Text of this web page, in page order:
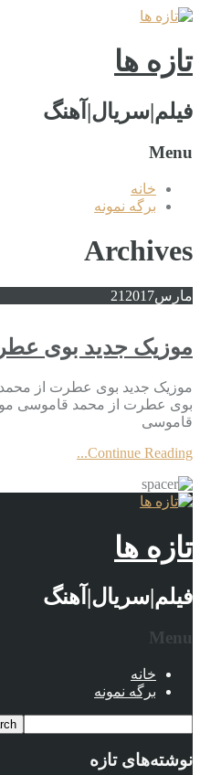
تازه ها
فیلم|سریال|آهنگ
Menu
خانه
برگه نمونه
Archives
مارس 21 2017
موزیک جدید بوی
موزیک جدید بوی عطرت از محمد
بوی عطرت از محمد قاموسی
قاموسی
Continue Reading...
تازه ها
فیلم|سریال|آهنگ
Menu
خانه
برگه نمونه
نوشته‌های تازه